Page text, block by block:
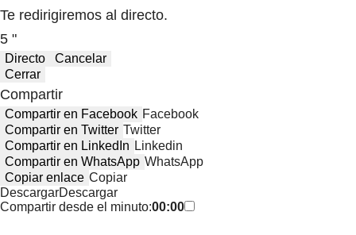
Te redirigiremos al directo.
5 "
Directo
Cancelar
Cerrar
Compartir
Compartir en Facebook Facebook
Compartir en Twitter Twitter
Compartir en LinkedIn Linkedin
Compartir en WhatsApp WhatsApp
Copiar enlace Copiar
DescargarDescargar
Compartir desde el minuto:00:00